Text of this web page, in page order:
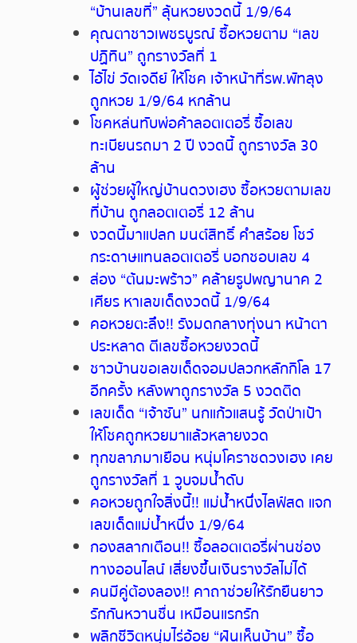
“บ้านเลขที่” ลุ้นหวยงวดนี้ 1/9/64
คุณตาชาวเพชรบูรณ์ ซื้อหวยตาม “เลข
ปฏิทิน” ถูกรางวัลที่ 1
ไอ้ไข่ วัดเจดีย์ ให้โชค เจ้าหน้าที่รพ.พัทลุง
ถูกหวย 1/9/64 หกล้าน
โชคหล่นทับพ่อค้าลอตเตอรี่ ซื้อเลข
ทะเบียนรถมา 2 ปี งวดนี้ ถูกรางวัล 30
ล้าน
ผู้ช่วยผู้ใหญ่บ้านดวงเฮง ซื้อหวยตามเลข
ที่บ้าน ถูกลอตเตอรี่ 12 ล้าน
งวดนี้มาแปลก มนต์สิทธิ์ คำสร้อย โชว์
กระดาษแทนลอตเตอรี่ บอกชอบเลข 4
ส่อง “ต้นมะพร้าว” คล้ายรูปพญานาค 2
เศียร หาเลขเด็ดงวดนี้ 1/9/64
คอหวยตะลึง!! รังมดกลางทุ่งนา หน้าตา
ประหลาด ตีเลขซื้อหวยงวดนี้
ชาวบ้านขอเลขเด็ดจอมปลวกหลักกิโล 17
อีกครั้ง หลังพาถูกรางวัล 5 งวดติด
เลขเด็ด “เจ้าซัน” นกแก้วแสนรู้ วัดป่าเป้า
ให้โชคถูกหวยมาแล้วหลายงวด
ทุกขลาภมาเยือน หนุ่มโคราชดวงเฮง เคย
ถูกรางวัลที่ 1 วูบจมน้ำดับ
คอหวยถูกใจสิ่งนี้!! แม่น้ำหนึ่งไลฟ์สด แจก
เลขเด็ดแม่น้ำหนึ่ง 1/9/64
กองสลากเตือน!! ซื้อลอตเตอรี่ผ่านช่อง
ทางออนไลน์ เสี่ยงขึ้นเงินรางวัลไม่ได้
คนมีคู่ต้องลอง!! คาถาช่วยให้รักยืนยาว
รักกันหวานชื่น เหมือนแรกรัก
พลิกชีวิตหนุ่มไร่อ้อย “ฝันเห็นบ้าน” ซื้อ